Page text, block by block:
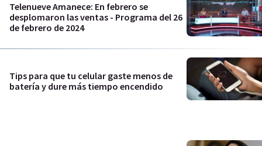
Telenueve Amanece: En febrero se
desplomaron las ventas - Programa del 26
de febrero de 2024
Tips para que tu celular gaste menos de
batería y dure más tiempo encendido